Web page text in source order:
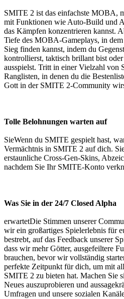
SMITE 2 ist das einfachste MOBA,
mit Funktionen wie Auto-Build und
das Kämpfen konzentrieren kannst.
Tiefe des MOBA-Gameplays, in
Sieg finden kannst, indem du
kontrollierst, taktisch brillant bist
ausspielst. Tritt in einer Vielzahl von
Ranglisten, in denen du die
Gott in der SMITE 2-Community
Tolle Belohnungen warten auf
SieWenn du SMITE gespielt hast,
Vermächtnis in SMITE 2 auf dich.
erstaunliche Cross-Gen-Skins,
nachdem Sie Ihr SMITE-Konto
Was Sie in der 24/7 Closed Alpha
erwartetDie Stimmen unserer
wir ein großartiges Spielerlebnis für
bestrebt, auf das Feedback unserer
dass wir mehr Götter, ausgefeiltere
brauchen, bevor wir vollständig
perfekte Zeitpunkt für dich, um mit
SMITE 2 zu bieten hat. Machen Sie
Neues auszuprobieren und
Umfragen und unsere sozialen